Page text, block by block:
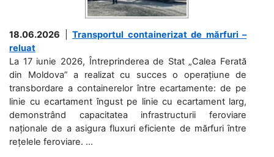
18.06.2026
Transportul containerizat de mărfuri –
reluat
La 17 iunie 2026, Întreprinderea de Stat „Calea Ferată
din Moldova” a realizat cu succes o operațiune de
transbordare a containerelor între ecartamente: de pe
linie cu ecartament îngust pe linie cu ecartament larg,
demonstrând capacitatea infrastructurii feroviare
naționale de a asigura fluxuri eficiente de mărfuri între
rețelele feroviare. ...